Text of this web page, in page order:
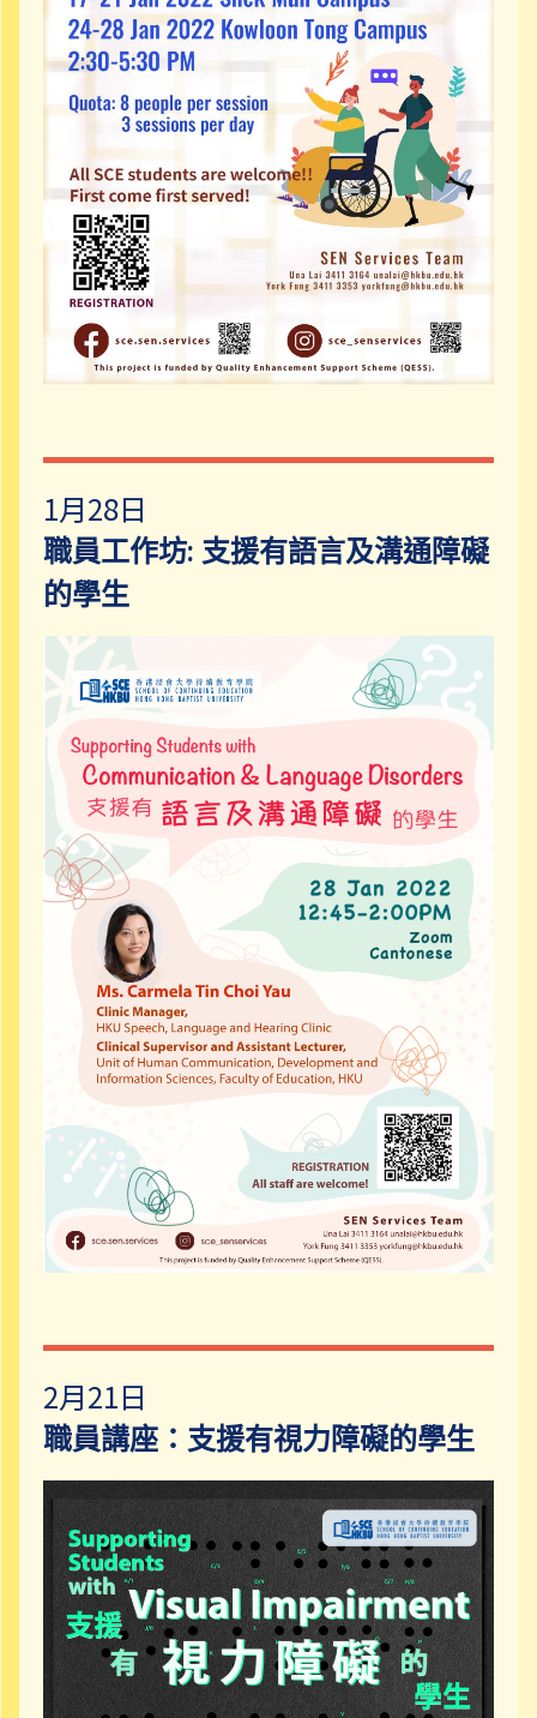
1月28日
職員工作坊: 支援有語言及溝通障礙
的學生
2月21日
職員講座：支援有視力障礙的學生